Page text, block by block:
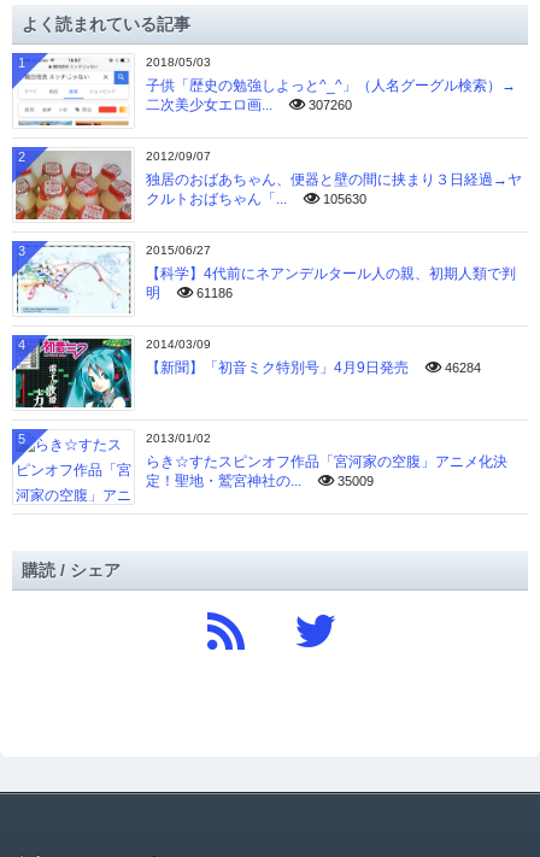
ブよく読まれている記事
2018/05/03
子供「歴史の勉強しよっと^_^」（人名グーグル検索）→
二次美少女エロ画...
307260
1
2012/09/07
独居のおばあちゃん、便器と壁の間に挟まり３日経過→ヤ
クルトおばちゃん「...
105630
2
2015/06/27
【科学】4代前にネアンデルタール人の親、初期人類で判
明
61186
3
2014/03/09
【新聞】「初音ミク特別号」4月9日発売 46284
4
2013/01/02
らき☆すたスピンオフ作品「宮河家の空腹」アニメ化決
定！聖地・鷲宮神社の...
35009
5
購読 / シェア